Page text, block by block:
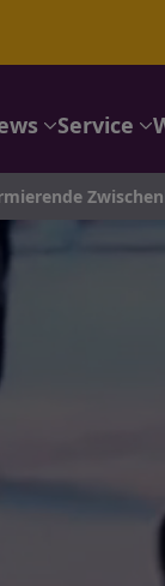
Service